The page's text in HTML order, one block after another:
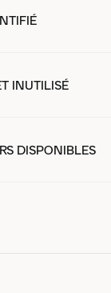
INUTILISÉ
DISPONIBLES